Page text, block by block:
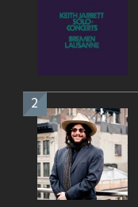
2